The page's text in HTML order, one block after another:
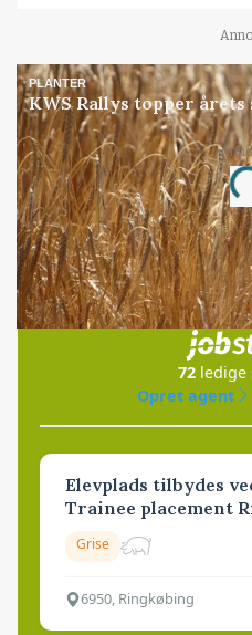
PLANTER
KWS Rallys topper
i
72
Opret agent
Elevplads tilbydes
Trainee placement
Grise
6950, Ringkøbing